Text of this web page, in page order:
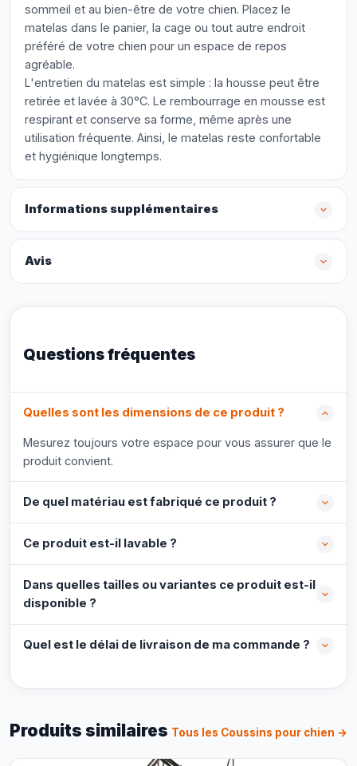
sommeil et au bien-être de votre chien. Placez le
matelas dans le panier, la cage ou tout autre endroit
préféré de votre chien pour un espace de repos
agréable.
L'entretien du matelas est simple : la housse peut être
retirée et lavée à 30°C. Le rembourrage en mousse est
respirant et conserve sa forme, même après une
utilisation fréquente. Ainsi, le matelas reste confortable
et hygiénique longtemps.
Informations supplémentaires
Avis
Questions fréquentes
Quelles sont les dimensions de ce produit ?
Mesurez toujours votre espace pour vous assurer que le
produit convient.
De quel matériau est fabriqué ce produit ?
Ce produit est-il lavable ?
Dans quelles tailles ou variantes ce produit est-il
disponible ?
Quel est le délai de livraison de ma commande ?
Produits similaires Tous les Coussins pour chien →